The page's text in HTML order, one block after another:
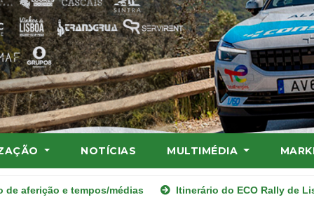
NOTÍCIAS MULTIMÉDIA
Itinerário do ECO Rally de Lisboa ECO Rally de